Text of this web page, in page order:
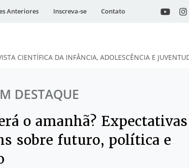
Anteriores Inscreva-se Contato
CIENTÍFICA DA INFÂNCIA, ADOLESCÊNCIA E
DESTAQUE
o amanhã? Expectativas
sobre futuro, política e